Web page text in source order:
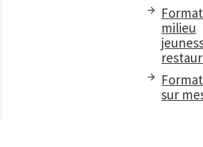
milieu
sur